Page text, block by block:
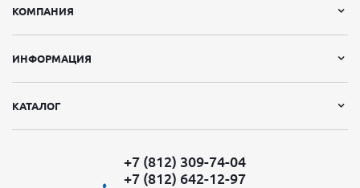
КОМПАНИЯ
ИНФОРМАЦИЯ
КАТАЛОГ
+7 (812) 309-74-04
+7 (812) 642-12-97